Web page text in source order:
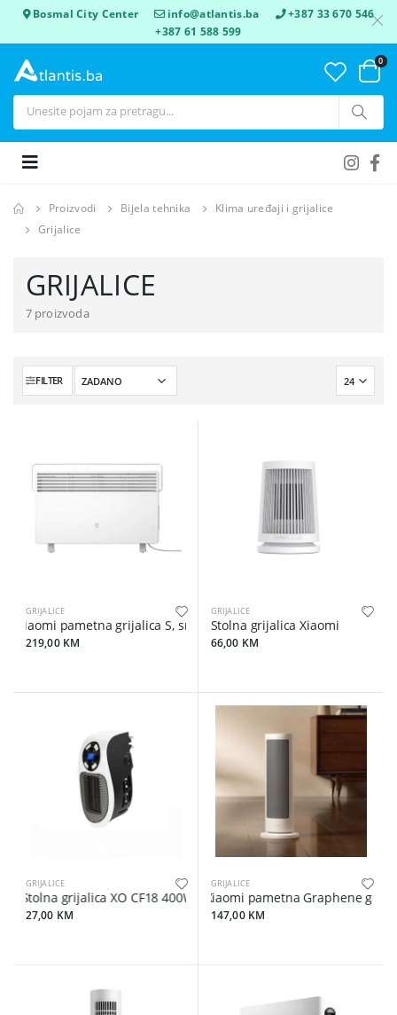
Bosmal City Center info@atlantis.ba
+387 33 670 546
+387 61 588 599
0
Proizvodi Bijela tehnika
Klima uređaji i grijalice
Grijalice
GRIJALICE
7 proizvoda
FILTER
GRIJALICE
Xiaomi pametna grijalica S, snaga 2200W, kontrola preko Xiaomi
219,00 KM
GRIJALICE
Stolna grijalica Xiaomi
66,00 KM
GRIJALICE
Stolna grijalica XO CF18 400W
27,00 KM
GRIJALICE
Xiaomi pametna Graphene
147,00 KM